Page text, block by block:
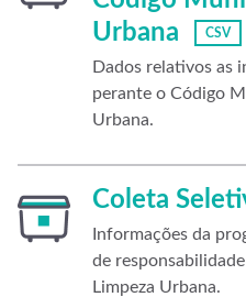
Urbana
CSV
Dados relativos as
perante o Código
Urbana.
Coleta
Informações da
de
Limpeza Urbana.